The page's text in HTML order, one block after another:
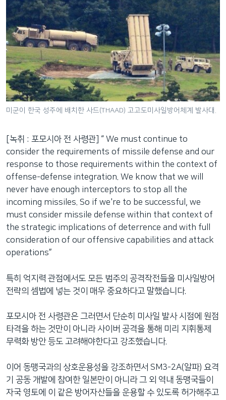
미군이 한국 성주에 배치한 사드(THAAD) 고고도미사일방어체계 발사대.
[녹취 : 포모시아 전 사령관] “ We must continue to
consider the requirements of missile defense and our
response to those requirements within the context of
offense-defense integration. We know that we will
never have enough interceptors to stop all the
incoming missiles. So if we're to be successful, we
must consider missile defense within that context of
the strategic implications of deterrence and with full
consideration of our offensive capabilities and attack
operations”
특히 억지력 관점에서도 모든 범주의 공격작전들을 미사일방어
전략의 셈법에 넣는 것이 매우 중요하다고 말했습니다.
포모시아 전 사령관은 그러면서 단순히 미사일 발사 시점에 원점
타격을 하는 것만이 아니라 사이버 공격을 통해 미리 지휘통제
무력화 방안 등도 고려해야한다고 강조했습니다.
이어 동맹국과의 상호운용성을 강조하면서 SM3-2A(알파) 요격
기 공동 개발에 참여한 일본만이 아니라 그 외 역내 동맹국들이
자국 영토에 이 같은 방어자산들을 운용할 수 있도록 허가해주고